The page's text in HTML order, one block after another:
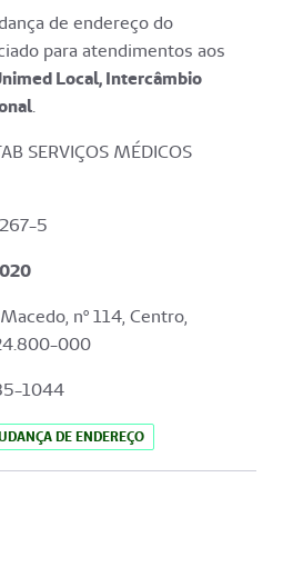
de endereço do
para atendimentos aos
Local, Intercâmbio
.
SERVIÇOS MÉDICOS
5
nº 114, Centro,
000
1044
DE ENDEREÇO